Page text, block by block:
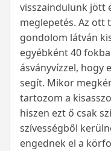
visszaindulunk jött
meglepetés. Az ott
gondolom látván
egyébként 40
ásványvízzel, hogy
segít. Mikor
tartozom a
hiszen ezt ő csak
szívességből
engednek el a